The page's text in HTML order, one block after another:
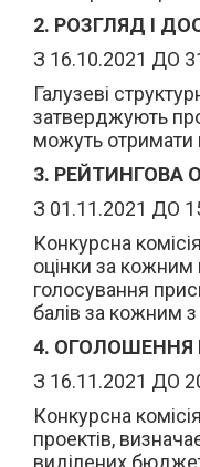
2. РОЗГЛЯД І
З 16.10.2021 ДО
Галузеві
затверджують
можуть отримати
3. РЕЙТИНГОВА
З 01.11.2021 ДО
Конкурсна
оцінки за
голосування
балів за кожним з
4. ОГОЛОШЕННЯ
З 16.11.2021 ДО
Конкурсна
проектів,
виділених